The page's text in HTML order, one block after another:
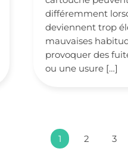
différemment
deviennent trop
mauvaises
provoquer des
ou une usure […]
1 2 3